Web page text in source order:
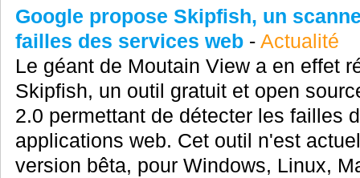
Google propose Skipfish, un
failles des services web- Actualité
Le géant de Moutain View a en effet
Skipfish, un outil gratuit et open
2.0 permettant de détecter les failles
applications web. Cet outil n'est
version bêta, pour Windows, Linux,